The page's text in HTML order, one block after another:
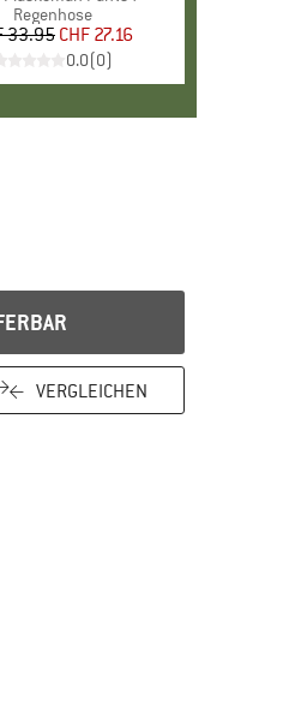
Produktgruppe
Regenhose
Preis
33.95reduzierter Preis
CHF 27.16
0.0(0)
VERGLEICHEN
hier zu den Rückgabe-Richtlinien
Infos hier! Öffnet sich in
alle Infos hier!